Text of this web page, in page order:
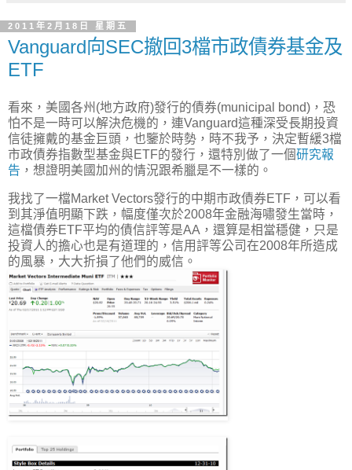
2011年2月18日 星期五
Vanguard向SEC撤回3檔市政債券基金及
ETF
看來，美國各州(地方政府)發行的債券(municipal bond)，恐
怕不是一時可以解決危機的，連Vanguard這種深受長期投資
信徒擁戴的基金巨頭，也鑒於時勢，時不我予，決定暫緩3檔
市政債券指數型基金與ETF的發行，還特別做了一個研究報
告 ，想證明美國加州的情況跟希臘是不一樣的。
我找了一檔Market Vectors發行的中期市政債券ETF，可以看
到其淨值明顯下跌，幅度僅次於2008年金融海嘯發生當時，
這檔債券ETF平均的債信評等是AA，還算是相當穩健，只是
投資人的擔心也是有道理的，信用評等公司在2008年所造成
的風暴，大大折損了他們的威信。